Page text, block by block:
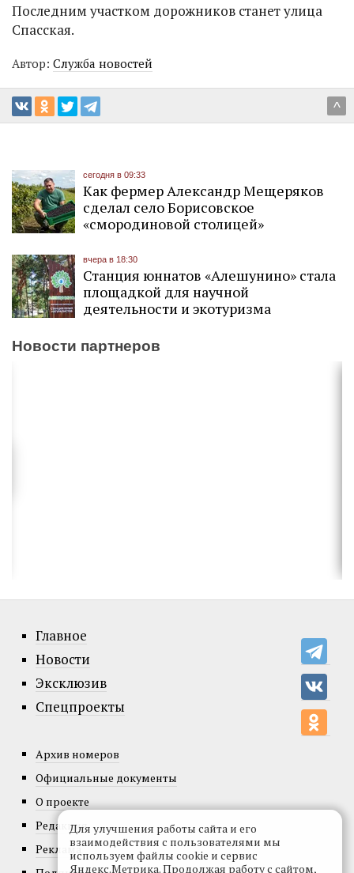
Последним участком дорожников станет улица
Спасская.
Автор: Служба новостей
^
сегодня в 09:33
Как фермер Александр Мещеряков
сделал село Борисовское
«смородиновой столицей»
вчера в 18:30
Станция юннатов «Алешунино» стала
площадкой для научной
деятельности и экотуризма
Новости партнеров
Главное
Новости
Эксклюзив
Спецпроекты
Архив номеров
Официальные документы
О проекте
Редакция
Реклама
Для улучшения работы сайта и его
взаимодействия с пользователями мы
используем файлы cookie и сервис
Яндекс.Метрика. Продолжая работу с сайтом,